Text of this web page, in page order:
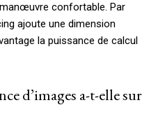
confortable. Par
ajoute une dimension
la puissance de calcul
d’images a-t-elle sur